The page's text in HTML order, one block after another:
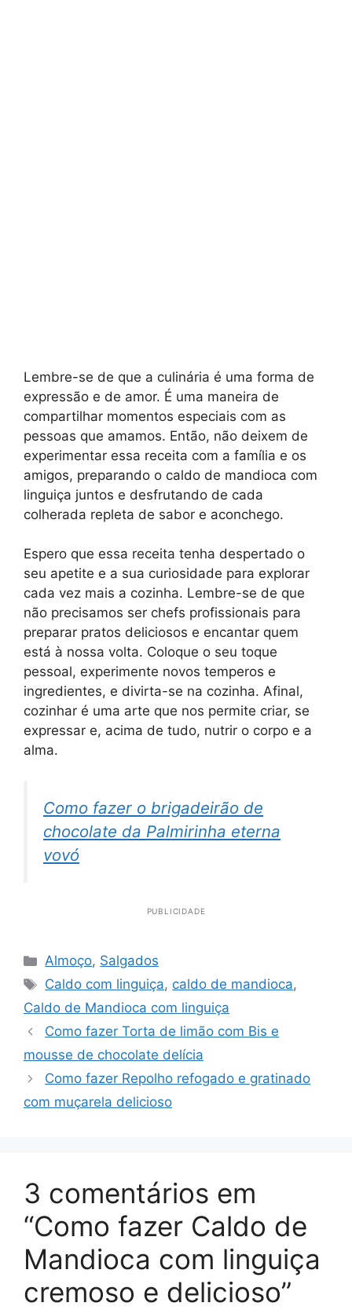
Lembre-se de que a culinária é uma forma de
expressão e de amor. É uma maneira de
compartilhar momentos especiais com as
pessoas que amamos. Então, não deixem de
experimentar essa receita com a família e os
amigos, preparando o caldo de mandioca com
linguiça juntos e desfrutando de cada
colherada repleta de sabor e aconchego.
Espero que essa receita tenha despertado o
seu apetite e a sua curiosidade para explorar
cada vez mais a cozinha. Lembre-se de que
não precisamos ser chefs profissionais para
preparar pratos deliciosos e encantar quem
está à nossa volta. Coloque o seu toque
pessoal, experimente novos temperos e
ingredientes, e divirta-se na cozinha. Afinal,
cozinhar é uma arte que nos permite criar, se
expressar e, acima de tudo, nutrir o corpo e a
alma.
Como fazer o brigadeirão de
chocolate da Palmirinha eterna
vovó
PUBLICIDADE
Categorias
Almoço, Salgados
Tags
Caldo com linguiça, caldo de mandioca,
Caldo de Mandioca com linguiça
Como fazer Torta de limão com Bis e
mousse de chocolate delícia
Como fazer Repolho refogado e gratinado
com muçarela delicioso
3 comentários em
“Como fazer Caldo de
Mandioca com linguiça
cremoso e delicioso”